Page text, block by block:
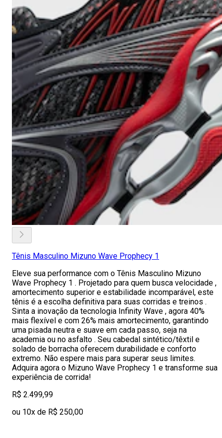
Tênis Masculino Mizuno Wave Prophecy 1
Eleve sua performance com o Tênis Masculino Mizuno
Wave Prophecy 1 . Projetado para quem busca velocidade ,
amortecimento superior e estabilidade incomparável, este
tênis é a escolha definitiva para suas corridas e treinos .
Sinta a inovação da tecnologia Infinity Wave , agora 40%
mais flexível e com 26% mais amortecimento, garantindo
uma pisada neutra e suave em cada passo, seja na
academia ou no asfalto . Seu cabedal sintético/têxtil e
solado de borracha oferecem durabilidade e conforto
extremo. Não espere mais para superar seus limites.
Adquira agora o Mizuno Wave Prophecy 1 e transforme sua
experiência de corrida!
R$ 2.499,99
ou 10x de R$ 250,00